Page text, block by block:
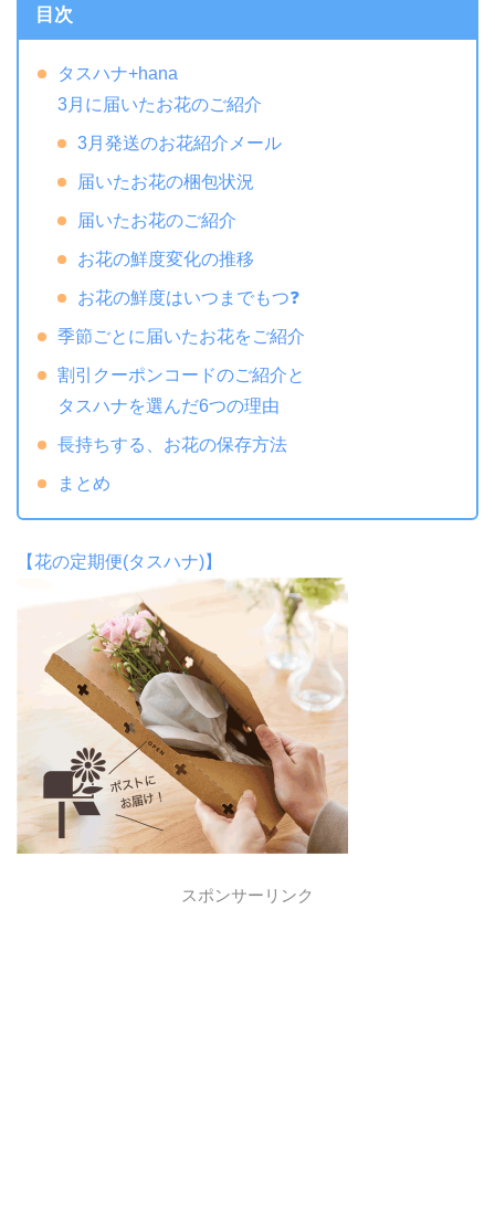
目次
タスハナ+hana
3月に届いたお花のご紹介
3月発送のお花紹介メール
届いたお花の梱包状況
届いたお花のご紹介
お花の鮮度変化の推移
お花の鮮度はいつまでもつ❓
季節ごとに届いたお花をご紹介
割引クーポンコードのご紹介と
タスハナを選んだ6つの理由
長持ちする、お花の保存方法
まとめ
【花の定期便(タスハナ)】
スポンサーリンク